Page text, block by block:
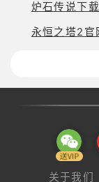
阅读两个剧情
应用：免费
部分道具需付
■制作人员
炉石传说下载
永恒之塔2官
关于我们